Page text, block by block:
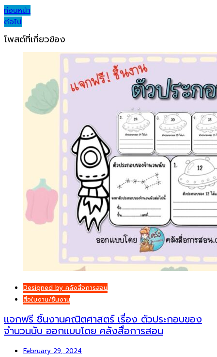
Post
navigation
ก่อนหน้า
ต่อไป
โพสต์ที่เกี่ยวข้อง
Designed by คลังสื่อการสอน
สื่อใบงาน/ชิ้นงาน
แจกฟรี ชิ้นงานคณิตศาสตร์ เรื่อง ตัวประกอบของ
จำนวนนับ ออกแบบโดย คลังสื่อการสอน
February 29, 2024